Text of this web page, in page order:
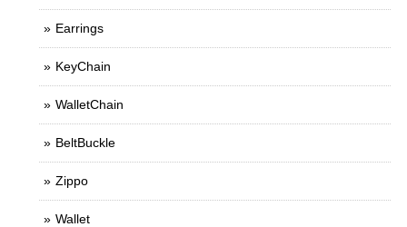
Earrings
KeyChain
WalletChain
BeltBuckle
Zippo
Wallet